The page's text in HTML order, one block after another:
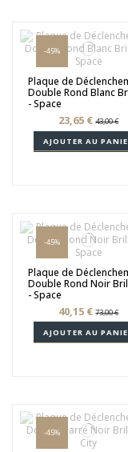
-45%
Plaque de
Double Rond Blanc
- Space
23,65 €43,00 €
AJOUTER AU
-45%
Plaque de
Double Rond Noir
- Space
40,15 €73,00 €
AJOUTER AU
-45%